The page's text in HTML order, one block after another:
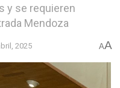
y se requieren
Mendoza
2025 AA